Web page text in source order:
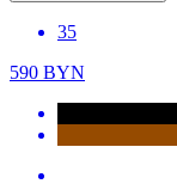
35
590 BYN